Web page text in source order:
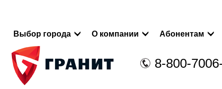
Выбор города О компании Абонентам
8-800-